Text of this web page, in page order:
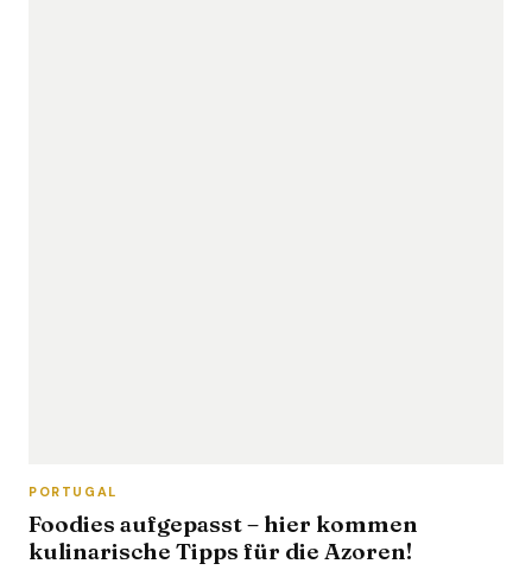
PORTUGAL
Foodies aufgepasst – hier kommen
kulinarische Tipps für die Azoren!